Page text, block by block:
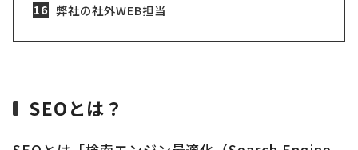
弊社の社外WEB担当
SEOとは？